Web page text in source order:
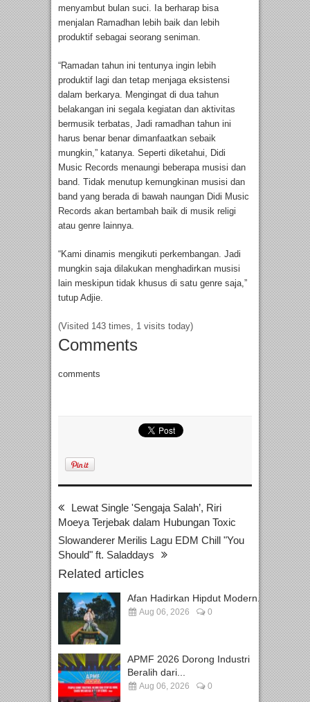
menyambut bulan suci. Ia berharap bisa
menjalan Ramadhan lebih baik dan lebih
produktif sebagai seorang seniman.
“Ramadan tahun ini tentunya ingin lebih
produktif lagi dan tetap menjaga eksistensi
dalam berkarya. Mengingat di dua tahun
belakangan ini segala kegiatan dan aktivitas
bermusik terbatas, Jadi ramadhan tahun ini
harus benar benar dimanfaatkan sebaik
mungkin,” katanya. Seperti diketahui, Didi
Music Records menaungi beberapa musisi dan
band. Tidak menutup kemungkinan musisi dan
band yang berada di bawah naungan Didi Music
Records akan bertambah baik di musik religi
atau genre lainnya.
“Kami dinamis mengikuti perkembangan. Jadi
mungkin saja dilakukan menghadirkan musisi
lain meskipun tidak khusus di satu genre saja,”
tutup Adjie.
(Visited 143 times, 1 visits today)
Comments
comments
Lewat Single 'Sengaja Salah’, Riri
Moeya Terjebak dalam Hubungan Toxic
Slowanderer Merilis Lagu EDM Chill "You
Should" ft. Saladdays
Related articles
Afan Hadirkan Hipdut Modern...
Aug 06, 2026 0
APMF 2026 Dorong Industri
Beralih dari...
Aug 06, 2026 0